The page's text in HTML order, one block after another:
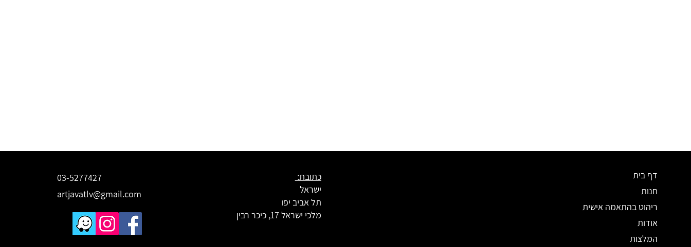
03-5277427
artjavatlv@gmail.com
כתובת:
ישראל
תל אביב יפו
מלכי ישראל 17, כיכר רבין
דף בית
חנות
ריהוט בהתאמה אישית
אודות
המלצות